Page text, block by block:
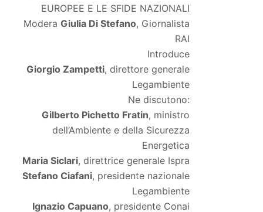
EUROPEE E LE SFIDE NAZIONALI
Modera Giulia Di Stefano, Giornalista
RAI
Introduce
Giorgio Zampetti, direttore generale
Legambiente
Ne discutono:
Gilberto Pichetto Fratin, ministro
dell’Ambiente e della Sicurezza
Energetica
Maria Siclari, direttrice generale Ispra
Stefano Ciafani, presidente nazionale
Legambiente
Ignazio Capuano, presidente Conai